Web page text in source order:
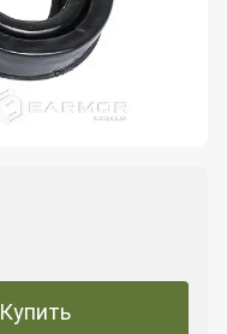
Купить